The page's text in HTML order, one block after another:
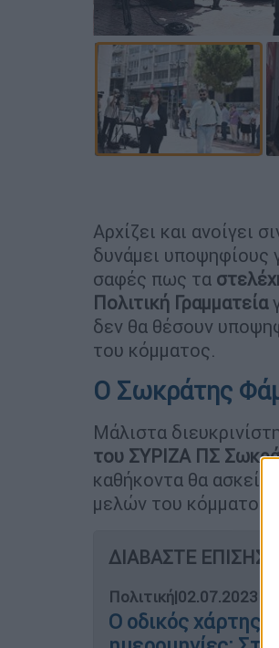
Αρχίζει και ανοίγει
δυνάμει υποψηφίους
σαφές πως τα
Πολιτική Γραμματεία
δεν θα θέσουν
του κόμματος.
Ο Σωκράτης
Μάλιστα
του ΣΥΡΙΖΑ ΠΣ
καθήκοντα θα ασκεί
μελών του κόμματος
ΔΙΑΒΑΣΤΕ ΕΠΙΣΗΣ
Πολιτική|02.07.2023
Ο οδικός χάρτης